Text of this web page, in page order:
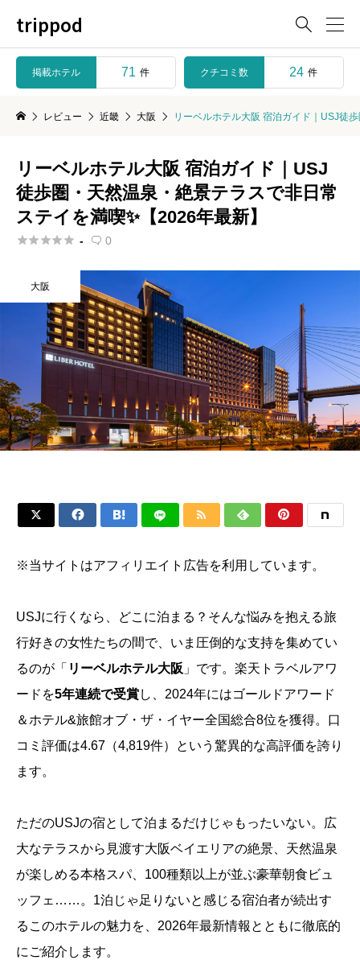
trippod 
掲載ホテル 71 件 クチコミ数 24 件
レビュー 近畿 大阪 リーベルホテル大阪 宿泊ガイド｜USJ徒
リーベルホテル大阪 宿泊ガイド｜USJ
徒歩圏・天然温泉・絶景テラスで非日常
ステイを満喫✨【2026年最新】
 -  0
大阪
     
※当サイトはアフィリエイト広告を利用しています。
USJに行くなら、どこに泊まる？そんな悩みを抱える旅
行好きの女性たちの間で、いま圧倒的な支持を集めてい
るのが「 リーベルホテル大阪 」です。楽天トラベルアワ
ードを5年連続で受賞し、2024年にはゴールドアワード
＆ホテル&旅館オブ・ザ・イヤー全国総合8位を獲得。口
コミ評価は4.67（4,819件）という驚異的な高評価を誇り
ます。
ただのUSJの宿として泊まるだけじゃもったいない。広
大なテラスから見渡す大阪ベイエリアの絶景、天然温泉
が楽しめる本格スパ、100種類以上が並ぶ豪華朝食ビュ
ッフェ……。1泊じゃ足りないと感じる宿泊者が続出す
るこのホテルの魅力を、2026年最新情報とともに徹底的
にご紹介します。